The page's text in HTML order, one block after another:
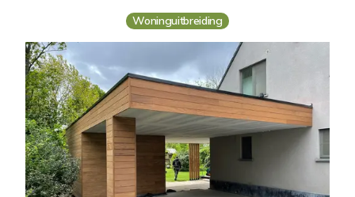
Woninguitbreiding